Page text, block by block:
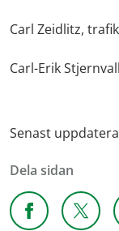
Carl
Carl-Erik
Senast
Dela sidan
Dela sidan på
Dela